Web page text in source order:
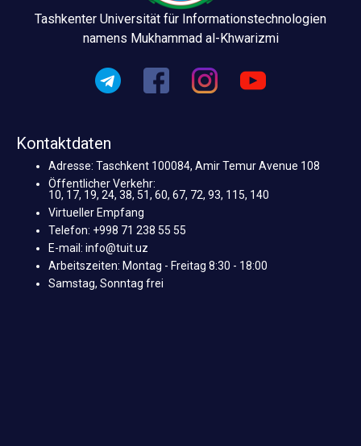
Tashkenter Universität für Informationstechnologien
namens Mukhammad al-Khwarizmi
Kontaktdaten
Adresse: Taschkent 100084, Amir Temur Avenue 108
Öffentlicher Verkehr:
10, 17, 19, 24, 38, 51, 60, 67, 72, 93, 115, 140
Virtueller Empfang
Telefon: +998 71 238 55 55
E-mail: info@tuit.uz
Arbeitszeiten: Montag - Freitag 8:30 - 18:00
Samstag, Sonntag frei